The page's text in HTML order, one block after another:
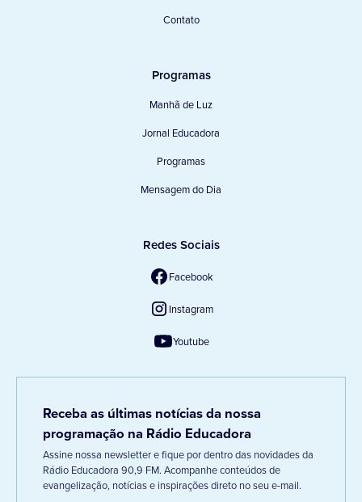
Contato
Programas
Manhã de Luz
Jornal Educadora
Programas
Mensagem do Dia
Redes Sociais
Facebook
Instagram
Youtube
Receba as últimas notícias da nossa
programação na Rádio Educadora
Assine nossa newsletter e fique por dentro das novidades da
Rádio Educadora 90,9 FM. Acompanhe conteúdos de
evangelização, notícias e inspirações direto no seu e-mail.